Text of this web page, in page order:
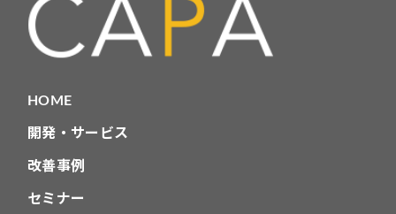
ー
シ
ンHOME
開発・サービス
改善事例
セミナー